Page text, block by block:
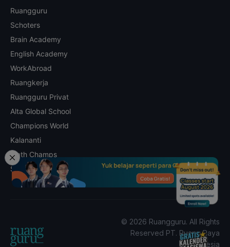
Ruangguru
Schoters
Brain Academy
English Academy
WorkAbroad
Ruangkerja
Ruangguru Privat
Alta Global School
Champions World
Kalananti
Math Champs
Skill Academy
© 2026 Ruangguru. All Rights
Reserved PT. Ruang Raya
Indonesia